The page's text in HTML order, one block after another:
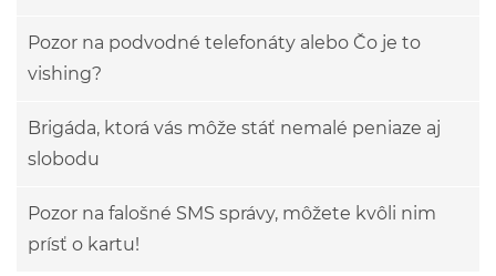
Pozor na podvodné telefonáty alebo Čo je to
vishing?
Brigáda, ktorá vás môže stáť nemalé peniaze aj
slobodu
Pozor na falošné SMS správy, môžete kvôli nim
prísť o kartu!